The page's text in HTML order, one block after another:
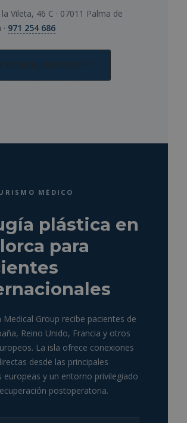
Vileta, 46 C · 07011 Palma de
971 254 686
PERFIL COMPLETO
MÉDICO
plástica en
para
Medical Group recibe pacientes de
Reino Unido, Francia y otros
La isla ofrece conexiones
desde las principales
europeas y un entorno privilegiado
postoperatoria.